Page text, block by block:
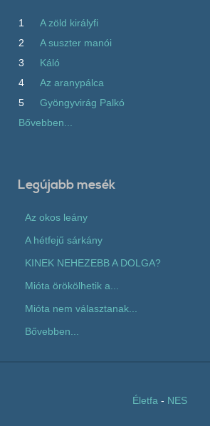
1
A zöld királyfi
2
A suszter manói
3
Káló
4
Az aranypálca
5
Gyöngyvirág Palkó
Bővebben...
Legújabb mesék
Az okos leány
A hétfejű sárkány
KINEK NEHEZEBB A DOLGA?
Mióta örökölhetik a...
Mióta nem választanak...
Bővebben...
Életfa - NES